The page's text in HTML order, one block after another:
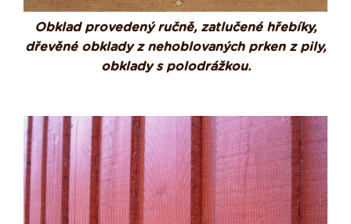
Obklad provedený ručně, zatlučené hřebíky,
dřevěné obklady z nehoblovaných prken z pily,
obklady s polodrážkou.